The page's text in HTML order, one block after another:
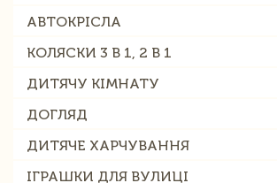
АВТОКРІСЛА
КОЛЯСКИ 3 В 1, 2 В 1
ДИТЯЧУ КІМНАТУ
ДОГЛЯД
ДИТЯЧЕ ХАРЧУВАННЯ
ІГРАШКИ ДЛЯ ВУЛИЦІ